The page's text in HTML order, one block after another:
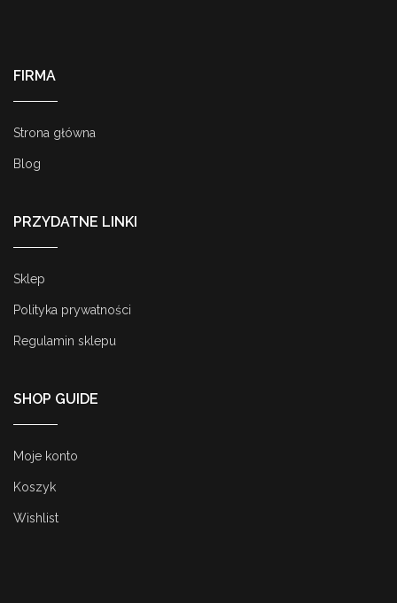
FIRMA
Strona główna
Blog
PRZYDATNE LINKI
Sklep
Polityka prywatności
Regulamin sklepu
SHOP GUIDE
Moje konto
Koszyk
Wishlist